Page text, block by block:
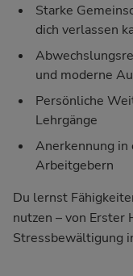
Starke
dich verlassen
und moderne
Persönliche
Lehrgänge
Anerkennung in
Arbeitgebern
Du lernst
nutzen – von Erster
Stressbewältigung